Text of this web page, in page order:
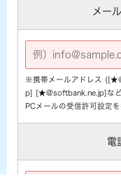
メー
※携帯メールアドレス
p] [★@softbank.ne.jp]など
PCメールの受信許可設定を
電